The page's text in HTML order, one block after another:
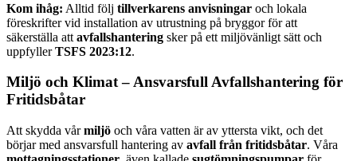
Kom ihåg: Alltid följ tillverkarens anvisningar och lokala
föreskrifter vid installation av utrustning på bryggor för att
säkerställa att avfallshantering sker på ett miljövänligt sätt och
uppfyllerTSFS 2023:12.
Miljö och Klimat – Ansvarsfull Avfallshantering för
Fritidsbåtar
Att skydda vårmiljö och våra vatten är av yttersta vikt, och det
börjar med ansvarsfull hantering av avfall från fritidsbåtar. Våra